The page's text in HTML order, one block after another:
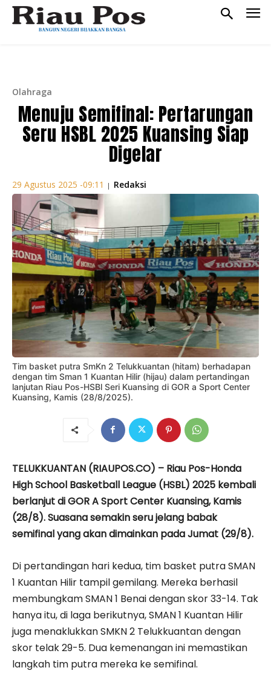
Olahraga
Menuju Semifinal: Pertarungan
Seru HSBL 2025 Kuansing Siap
Digelar
29 Agustus 2025 -09:11 | Redaksi
Tim basket putra SmKn 2 Telukkuantan (hitam) berhadapan
dengan tim Sman 1 Kuantan Hilir (hijau) dalam pertandingan
lanjutan Riau Pos-HSBl Seri Kuansing di GOR a Sport Center
Kuansing, Kamis (28/8/2025).
TELUKKUANTAN (RIAUPOS.CO) – Riau Pos-Honda
High School Basketball League (HSBL) 2025 kembali
berlanjut di GOR A Sport Center Kuansing, Kamis
(28/8). Suasana semakin seru jelang babak
semifinal yang akan dimainkan pada Jumat (29/8).
Di pertandingan hari kedua, tim basket putra SMAN
1 Kuantan Hilir tampil gemilang. Mereka berhasil
membungkam SMAN 1 Benai dengan skor 33-14. Tak
hanya itu, di laga berikutnya, SMAN 1 Kuantan Hilir
juga menaklukkan SMKN 2 Telukkuantan dengan
skor telak 29-5. Dua kemenangan ini memastikan
langkah tim putra mereka ke semifinal.